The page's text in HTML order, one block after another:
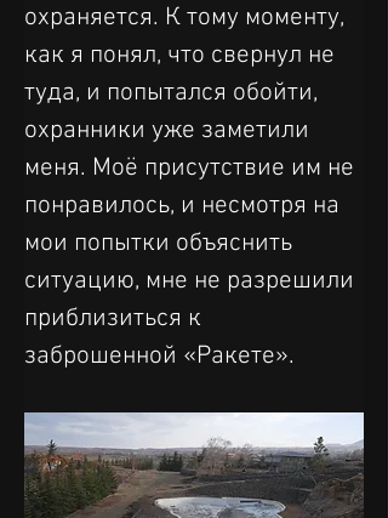
охраняется. К тому моменту,
как я понял, что свернул не
туда, и попытался обойти,
охранники уже заметили
меня. Моё присутствие им не
понравилось, и несмотря на
мои попытки объяснить
ситуацию, мне не разрешили
приблизиться к
заброшенной «Ракете».